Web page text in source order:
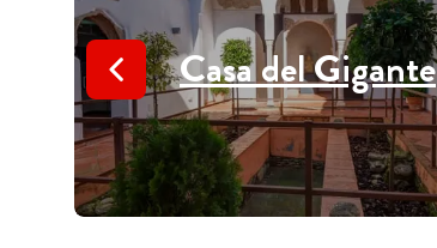
Casa del Gigante